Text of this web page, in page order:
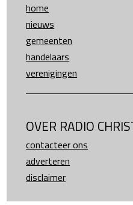
home
nieuws
gemeenten
handelaars
verenigingen
OVER RADIO
contacteer ons
adverteren
disclaimer